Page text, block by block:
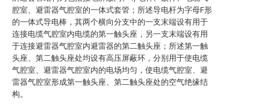
腔室、避雷器气腔室的一体式套管；所述导电杆为字母F形
的一体式导电棒，其两个横向分支中的一支末端设有用于
连接电缆气腔室内电缆的第一触头座，另一支末端设有用
于连接避雷器气腔室内避雷器的第二触头座；所述第一触
头座、第二触头座处均设有高压屏蔽环，分别用于使电缆
气腔室、避雷器气腔室内的电场均匀，使电缆气腔室、避
雷器气腔室形成第一触头座、第二触头座处的空气绝缘结
构。